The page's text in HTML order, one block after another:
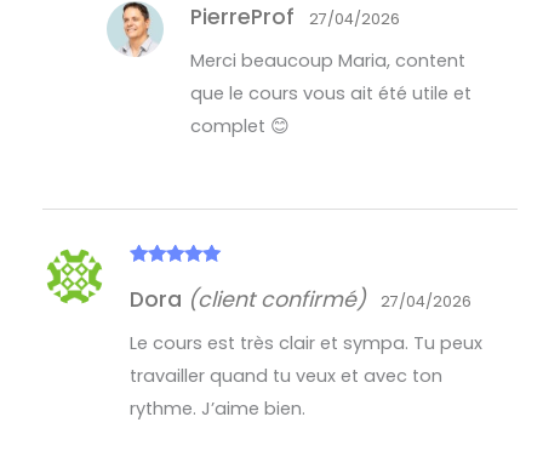
PierreProf 27/04/2026
Merci beaucoup Maria, content
que le cours vous ait été utile et
complet 😊
5
Dora (client confirmé) 27/04/2026
Le cours est très clair et sympa. Tu peux
travailler quand tu veux et avec ton
rythme. J’aime bien.